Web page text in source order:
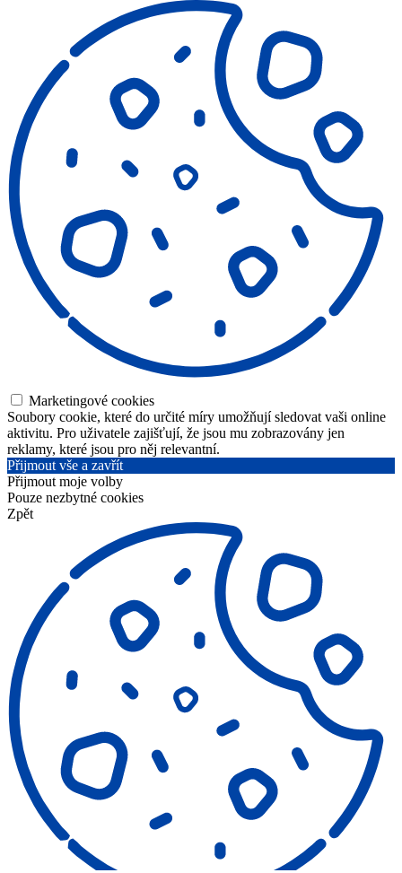
Marketingové cookies
Soubory cookie, které do určité míry umožňují sledovat vaši online
aktivitu. Pro uživatele zajišťují, že jsou mu zobrazovány jen
reklamy, které jsou pro něj relevantní.
Přijmout vše a zavřít
Přijmout moje volby
Pouze nezbytné cookies
Zpět